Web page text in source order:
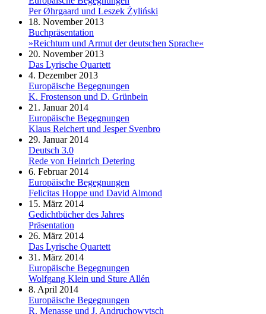
Per Øhrgaard und Leszek Żyliński
18. November 2013
Buchpräsentation
»Reichtum und Armut der deutschen Sprache«
20. November 2013
Das Lyrische Quartett
4. Dezember 2013
Europäische Begegnungen
K. Frostenson und D. Grünbein
21. Januar 2014
Europäische Begegnungen
Klaus Reichert und Jesper Svenbro
29. Januar 2014
Deutsch 3.0
Rede von Heinrich Detering
6. Februar 2014
Europäische Begegnungen
Felicitas Hoppe und David Almond
15. März 2014
Gedichtbücher des Jahres
Präsentation
26. März 2014
Das Lyrische Quartett
31. März 2014
Europäische Begegnungen
Wolfgang Klein und Sture Allén
8. April 2014
Europäische Begegnungen
R. Menasse und J. Andruchowytsch